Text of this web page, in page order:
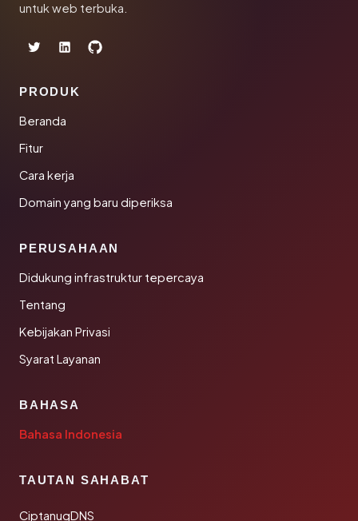
untuk web terbuka.
PRODUK
Beranda
Fitur
Cara kerja
Domain yang baru diperiksa
PERUSAHAAN
Didukung infrastruktur tepercaya
Tentang
Kebijakan Privasi
Syarat Layanan
BAHASA
Bahasa Indonesia
TAUTAN SAHABAT
CiptanugDNS